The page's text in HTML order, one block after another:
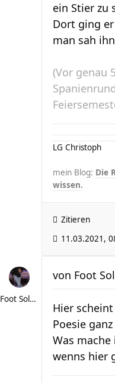
ein Stier zu
Dort ging
man sah
(Vor genau
LG Christoph
mein Blog: Die
wissen.
Zitieren
11.03.2021,
Foot Soldier
von Foot
Hier
Poesie
Was
wenns hier